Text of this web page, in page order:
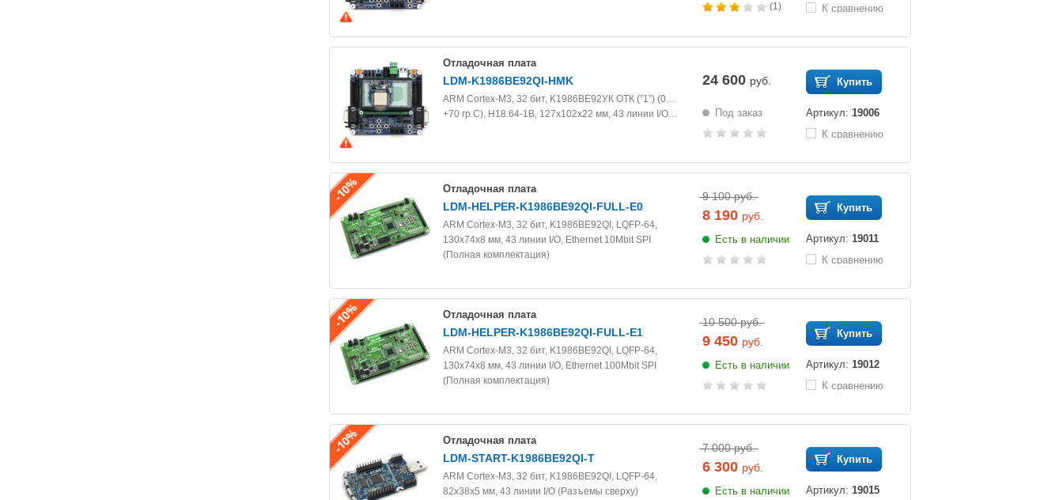
(1)
К сравнению
Отладочная плата
LDM-K1986BE92QI-HMK
ARM Cortex-M3, 32 бит, K1986BE92УК ОТК (”1”) (0…
+70 гр.С), Н18.64-1В, 127х102х22 мм, 43 линии I/O…
24 600 руб.
Под заказ
Купить
Артикул: 19006
К сравнению
Отладочная плата
LDM-HELPER-K1986BE92QI-FULL-E0
ARM Cortex-M3, 32 бит, K1986BE92QI, LQFP-64,
130х74х8 мм, 43 линии I/O, Ethernet 10Mbit SPI
(Полная комплектация)
9 100 руб.
8 190 руб.
Есть в наличии
Купить
Артикул: 19011
К сравнению
Отладочная плата
LDM-HELPER-K1986BE92QI-FULL-E1
ARM Cortex-M3, 32 бит, K1986BE92QI, LQFP-64,
130х74х8 мм, 43 линии I/O, Ethernet 100Mbit SPI
(Полная комплектация)
10 500 руб.
9 450 руб.
Есть в наличии
Купить
Артикул: 19012
К сравнению
Отладочная плата
LDM-START-K1986BE92QI-T
ARM Cortex-M3, 32 бит, K1986BE92QI, LQFP-64,
82х38х5 мм, 43 линии I/O (Разъемы сверху)
7 000 руб.
6 300 руб.
Есть в наличии
Купить
Артикул: 19015